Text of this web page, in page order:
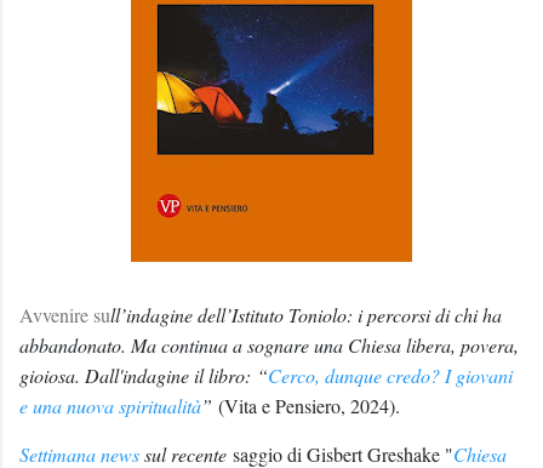
Avvenire sull’indagine dell’Istituto Toniolo: i percorsi di chi ha
abbandonato. Ma continua a sognare una Chiesa libera, povera,
gioiosa. Dall'indagine il libro: “Cerco, dunque credo? I giovani
e una nuova spiritualità” (Vita e Pensiero, 2024).
Settimana newssul recente saggio di Gisbert Greshake "Chiesa